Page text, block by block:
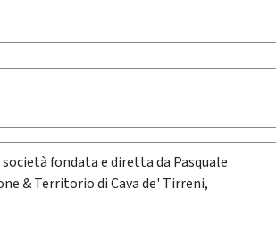
fondata e diretta da Pasquale
& Territorio di Cava de' Tirreni,